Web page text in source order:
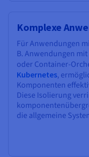
Komplexe
Für Anwendungen
B. Anwendungen
oder Container-
Kubernetes,
Komponenten
Diese Isolierung
die allgemeine